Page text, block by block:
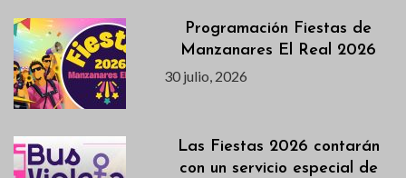
Programación Fiestas de
Manzanares El Real 2026
30 julio, 2026
Las Fiestas 2026 contarán
con un servicio especial de